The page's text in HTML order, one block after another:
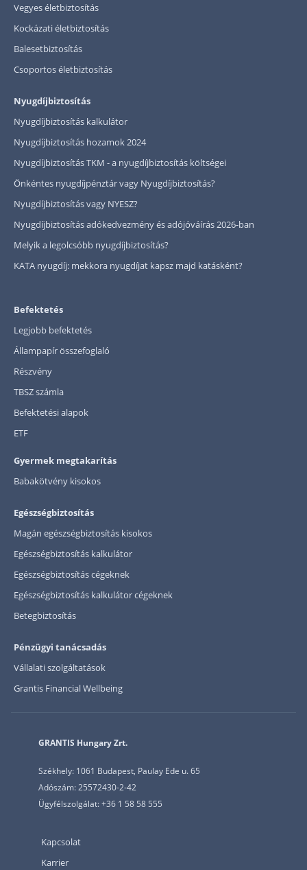
Vegyes életbiztosítás
Kockázati életbiztosítás
Balesetbiztosítás
Csoportos életbiztosítás
Nyugdíjbiztosítás
Nyugdíjbiztosítás kalkulátor
Nyugdíjbiztosítás hozamok 2024
Nyugdíjbiztosítás TKM - a nyugdíjbiztosítás költségei
Önkéntes nyugdíjpénztár vagy Nyugdíjbiztosítás?
Nyugdíjbiztosítás vagy NYESZ?
Nyugdíjbiztosítás adókedvezmény és adójóváírás 2026-ban
Melyik a legolcsóbb nyugdíjbiztosítás?
KATA nyugdíj: mekkora nyugdíjat kapsz majd katásként?
Befektetés
Legjobb befektetés
Állampapír összefoglaló
Részvény
TBSZ számla
Befektetési alapok
ETF
Gyermek megtakarítás
Babakötvény kisokos
Egészségbiztosítás
Magán egészségbiztosítás kisokos
Egészségbiztosítás kalkulátor
Egészségbiztosítás cégeknek
Egészségbiztosítás kalkulátor cégeknek
Betegbiztosítás
Pénzügyi tanácsadás
Vállalati szolgáltatások
Grantis Financial Wellbeing
GRANTIS Hungary Zrt.
Székhely: 1061 Budapest, Paulay Ede u. 65
Adószám: 25572430-2-42
Ügyfélszolgálat: +36 1 58 58 555
Kapcsolat
Karrier